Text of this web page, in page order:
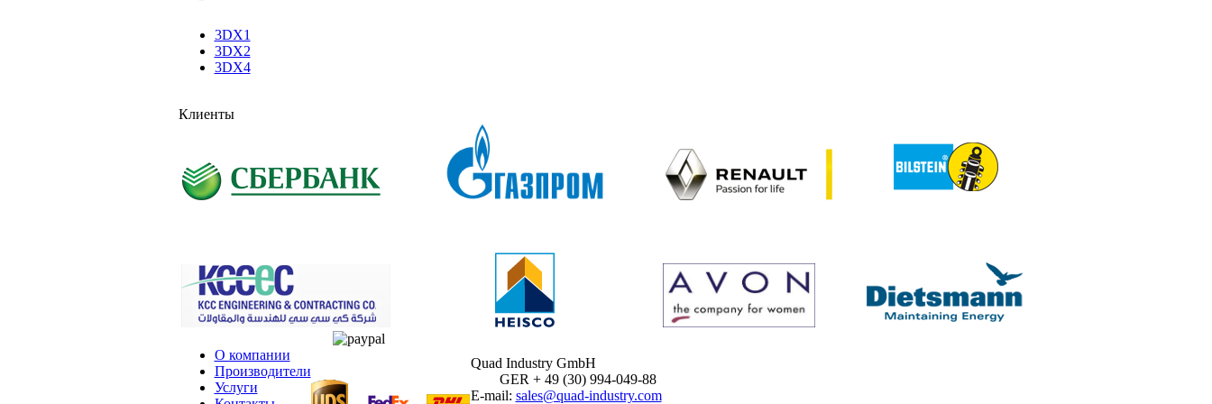
3DX1
3DX2
3DX4
Клиенты
О компании
Производители
Услуги
Quad Industry GmbH
GER + 49 (30) 994-049-88
E-mail: sales@quad-industry.com